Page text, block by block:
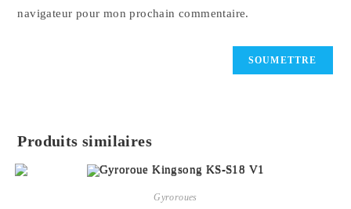
navigateur pour mon prochain commentaire.
Produits similaires
Gyroroues